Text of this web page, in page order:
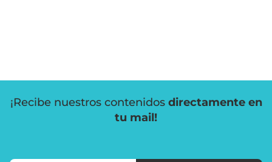
¡Recibe nuestros contenidos directamente en
tu mail!